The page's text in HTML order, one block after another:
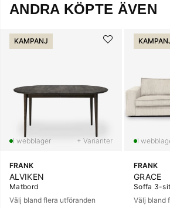
ANDRA KÖPTE ÄVEN
KAMPANJ
+ Varianter
FRANK
ALVIKEN
Matbord
Välj bland flera utföranden
FRANK
GRACE
Soffa 3-
Välj bland